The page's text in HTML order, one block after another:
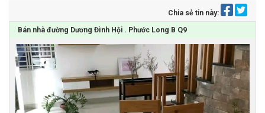
Chia sẻ tin này:
Bán nhà đường Dương Đình Hội . Phước Long B Q9